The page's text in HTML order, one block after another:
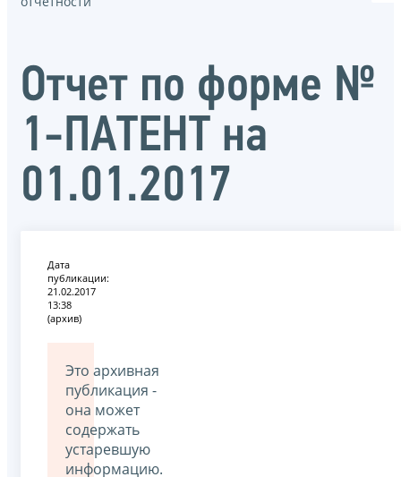
Oтчет по форме №
1-ПАТЕНТ на
01.01.2017
Дата
публикации:
21.02.2017
13:38
(архив)
Это архивная
публикация -
она может
содержать
устаревшую
информацию.